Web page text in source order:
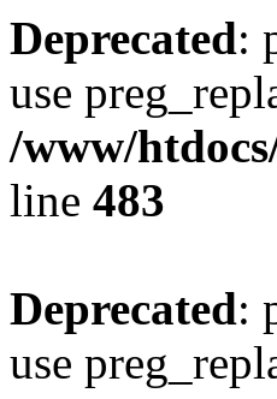
Deprecated:
use
/www/
line 483
Deprecated:
use